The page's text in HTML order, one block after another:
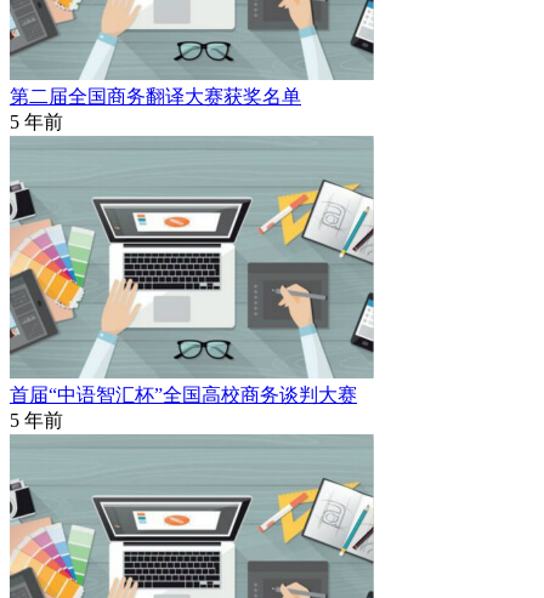
第二届全国商务翻译大赛获奖名单
5 年前
首届“中语智汇杯”全国高校商务谈判大赛
5 年前